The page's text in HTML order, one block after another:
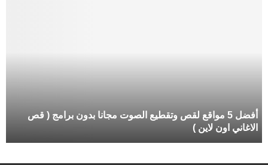
أفضل 5 مواقع لقص وتقطيع الصوت مجانا بدون برامج ( قص
الاغاني اون لاين )